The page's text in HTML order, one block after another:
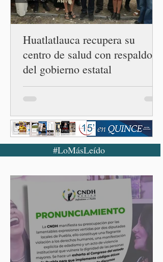
confirmado 33 casos de esta
enferme
Huatlatlauca recupera su
centro de salud con respaldo
del gobierno estatal
#LoMásLeído